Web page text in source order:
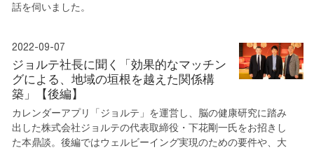
話を伺いました。
2022-09-07
ジョルテ社長に聞く「効果的なマッチン
グによる、地域の垣根を越えた関係構
築」【後編】
カレンダーアプリ「ジョルテ」を運営し、脳の健康研究に踏み
出した株式会社ジョルテの代表取締役・下花剛一氏をお招きし
た本鼎談。後編ではウェルビーイング実現のための要件や、大